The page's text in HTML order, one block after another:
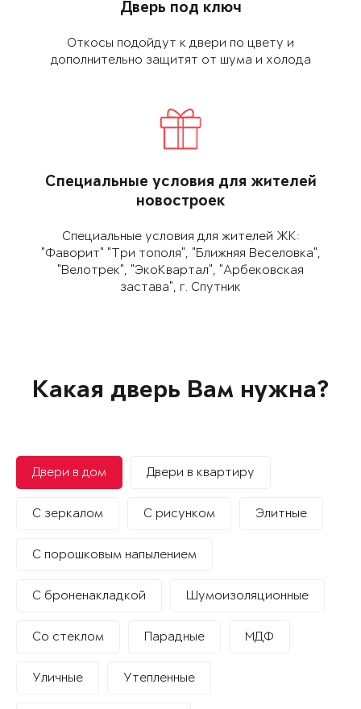
Дверь под ключ
Откосы подойдут к двери по цвету и
дополнительно защитят от шума и холода
Специальные условия для жителей
новостроек
Специальные условия для жителей ЖК:
"Фаворит" "Три тополя", "Ближняя Веселовка",
"Велотрек", "ЭкоКвартал", "Арбековская
застава", г. Спутник
Какая дверь Вам нужна?
Двери в дом Двери в квартиру
С зеркалом С рисунком Элитные
С порошковым напылением
С броненакладкой Шумоизоляционные
Со стеклом Парадные МДФ
Уличные Утепленные